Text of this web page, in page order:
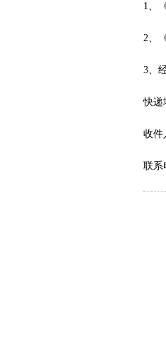
1、
2、
3、
快递
收件
联系